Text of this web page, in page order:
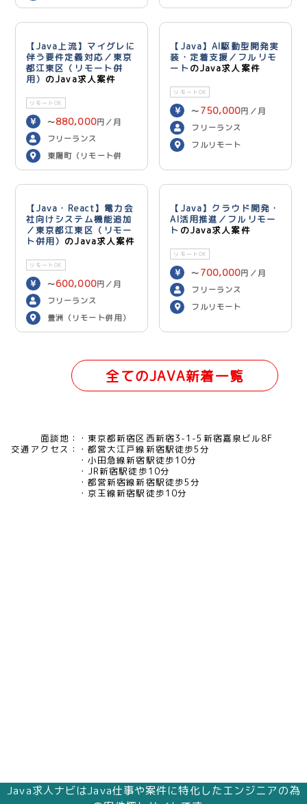
【Java上流】マイグレに
伴う要件定義対応／東京
都江東区（リモート併
用） のJava求人案件
リモートOK
〜880,000円／月
フリーランス
東陽町（リモート併
用）
【Java】AI駆動型開発実
装・定着支援／フルリモ
ートのJava求人案件
リモートOK
〜 750,000円／月
フリーランス
フルリモート
【Java・React】電力会
社向けシステム機能追加
／東京都江東区（リモー
ト併用） のJava求人案件
リモートOK
〜600,000円／月
フリーランス
豊洲（リモート併用）
【Java】クラウド開発・
AI活用推進／フルリモー
ト のJava求人案件
リモートOK
〜 700,000円／月
フリーランス
フルリモート
全てのJAVA新着一覧
面談地：
東京都新宿区西新宿3-1-5新宿嘉泉ビル8F
交通アクセス：
都営大江戸線新宿駅徒歩5分
小田急線新宿駅徒歩10分
JR新宿駅徒歩10分
都営新宿線新宿駅徒歩5分
京王線新宿駅徒歩10分
Java求人ナビはJava仕事や案件に特化したエンジニアの為